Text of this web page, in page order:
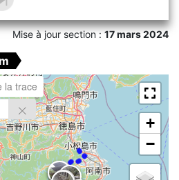
Mise à jour section :17 mars 2024
la trace
+
−